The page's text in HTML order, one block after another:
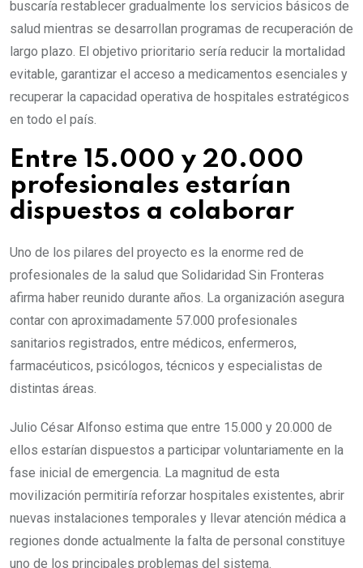
buscaría restablecer gradualmente los servicios básicos de
salud mientras se desarrollan programas de recuperación de
largo plazo. El objetivo prioritario sería reducir la mortalidad
evitable, garantizar el acceso a medicamentos esenciales y
recuperar la capacidad operativa de hospitales estratégicos
en todo el país.
Entre 15.000 y 20.000
profesionales estarían
dispuestos a colaborar
Uno de los pilares del proyecto es la enorme red de
profesionales de la salud que Solidaridad Sin Fronteras
afirma haber reunido durante años. La organización asegura
contar con aproximadamente 57.000 profesionales
sanitarios registrados, entre médicos, enfermeros,
farmacéuticos, psicólogos, técnicos y especialistas de
distintas áreas.
Julio César Alfonso estima que entre 15.000 y 20.000 de
ellos estarían dispuestos a participar voluntariamente en la
fase inicial de emergencia. La magnitud de esta
movilización permitiría reforzar hospitales existentes, abrir
nuevas instalaciones temporales y llevar atención médica a
regiones donde actualmente la falta de personal constituye
uno de los principales problemas del sistema.